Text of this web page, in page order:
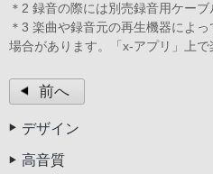
＊2 録音の際には別売録音用ケー
＊3 楽曲や録音元の再生機器によ
場合があります。「x-アプリ」上
前へ
デザイン
高音質